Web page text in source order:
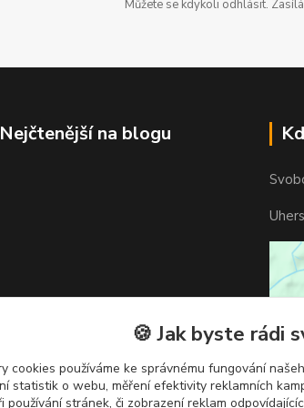
Můžete se kdykoli odhlásit.
Nejčtenější na blogu
🍪 Jak byste rádi
cookies používáme ke správnému fungování
statistik o webu, měření efektivity reklamních
používání stránek, či zobrazení reklam